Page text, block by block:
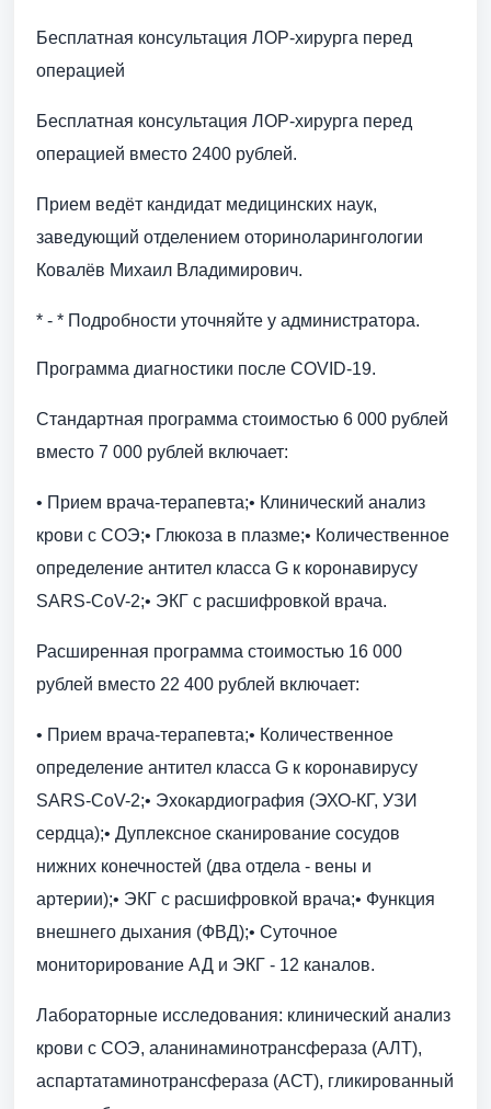
Бесплатная консультация ЛОР-хирурга перед
операцией
Бесплатная консультация ЛОР-хирурга перед
операцией вместо 2400 рублей.
Прием ведёт кандидат медицинских наук,
заведующий отделением оториноларингологии
Ковалёв Михаил Владимирович.
* - * Подробности уточняйте у администратора.
Программа диагностики после COVID-19.
Стандартная программа стоимостью 6 000 рублей
вместо 7 000 рублей включает:
• Прием врача-терапевта;• Клинический анализ
крови с СОЭ;• Глюкоза в плазме;• Количественное
определение антител класса G к коронавирусу
SARS-CoV-2;• ЭКГ с расшифровкой врача.
Расширенная программа стоимостью 16 000
рублей вместо 22 400 рублей включает:
• Прием врача-терапевта;• Количественное
определение антител класса G к коронавирусу
SARS-CoV-2;• Эхокардиография (ЭХО-КГ, УЗИ
сердца);• Дуплексное сканирование сосудов
нижних конечностей (два отдела - вены и
артерии);• ЭКГ с расшифровкой врача;• Функция
внешнего дыхания (ФВД);• Суточное
мониторирование АД и ЭКГ - 12 каналов.
Лабораторные исследования: клинический анализ
крови с СОЭ, аланинаминотрансфераза (АЛТ),
аспартатаминотрансфераза (АСТ), гликированный